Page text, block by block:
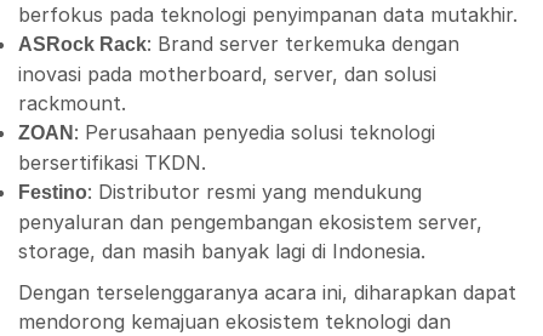
berfokus pada teknologi penyimpanan data mutakhir.
ASRock Rack: Brand server terkemuka dengan
inovasi pada motherboard, server, dan solusi
rackmount.
ZOAN : Perusahaan penyedia solusi teknologi
bersertifikasi TKDN.
Festino: Distributor resmi yang mendukung
penyaluran dan pengembangan ekosistem server,
storage, dan masih banyak lagi di Indonesia.
Dengan terselenggaranya acara ini, diharapkan dapat
mendorong kemajuan ekosistem teknologi dan